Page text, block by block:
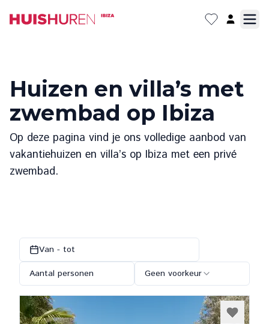
Huizen en villa’s met
zwembad op Ibiza
Op deze pagina vind je ons volledige aanbod van
vakantiehuizen en villa’s op Ibiza met een privé
zwembad.
Van - tot
Aantal personen
Geen voorkeur